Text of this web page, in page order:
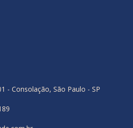
- Consolação, São Paulo - SP